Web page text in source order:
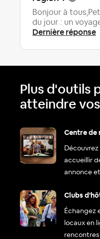
Bonjour à
du jour : un
Dernière réponse
Plus d'outils
atteindre
Centre de
accueillir
annonce
Clubs
Échangez
locaux en
rencontres